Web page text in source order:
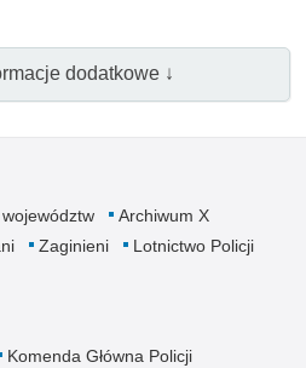
dodatkowe ↓
Archiwum X
Zaginieni
Lotnictwo Policji
Komenda Główna Policji